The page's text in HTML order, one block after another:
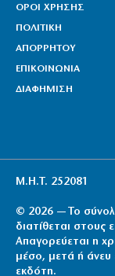
ΟΡΟΙ ΧΡΗΣΗΣ
ΠΟΛΙΤΙΚΗ
ΑΠΟΡΡΗΤΟΥ
ΕΠΙΚΟΙΝΩΝΙΑ
ΔΙΑΦΗΜΙΣΗ
Μ.Η.Τ. 252081
© 2026 — Το
διατίθεται στους
Απαγορεύεται η
μέσο, μετά ή άνευ
εκδότη.